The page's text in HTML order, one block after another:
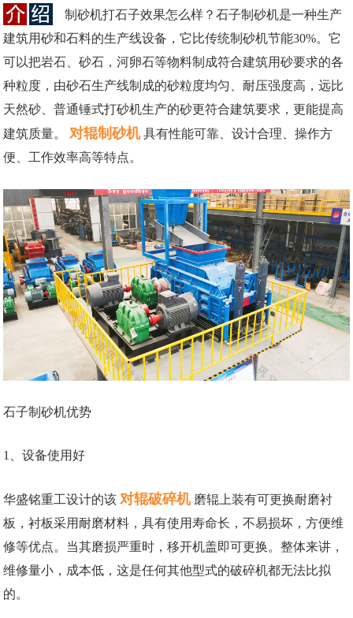
制砂机打石子效果怎么样？石子制砂机是一种生产
建筑用砂和石料的生产线设备，它比传统制砂机节能30%。它
可以把岩石、砂石，河卵石等物料制成符合建筑用砂要求的各
种粒度，由砂石生产线制成的砂粒度均匀、耐压强度高，远比
天然砂、普通锤式打砂机生产的砂更符合建筑要求，更能提高
建筑质量。
对辊制砂机 具有性能可靠、设计合理、操作方
便、工作效率高等特点。
石子制砂机优势
1、设备使用好
华盛铭重工设计的该 对辊破碎机 磨辊上装有可更换耐磨衬
板，衬板采用耐磨材料，具有使用寿命长，不易损坏，方便维
修等优点。当其磨损严重时，移开机盖即可更换。整体来讲，
维修量小，成本低，这是任何其他型式的破碎机都无法比拟
的。